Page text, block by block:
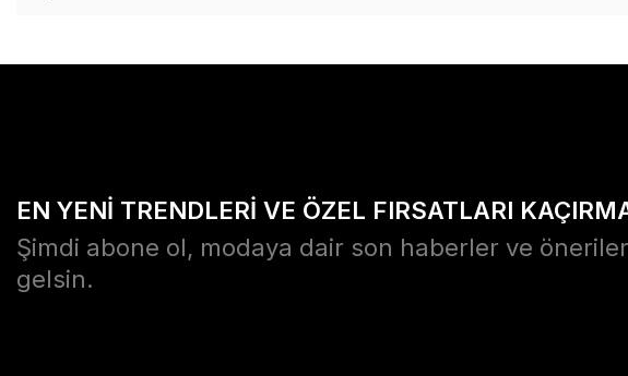
EN YENİ TRENDLERİ VE ÖZEL FIRSATLARI
Şimdi abone ol, modaya dair son haberler ve
gelsin.